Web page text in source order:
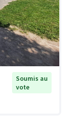
Soumis au
vote